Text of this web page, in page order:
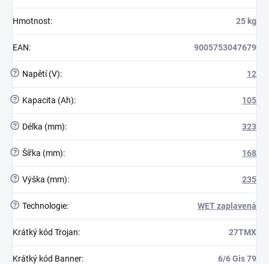
Hmotnost: 25 kg
EAN: 9005753047679
? Napětí (V): 12
? Kapacita (Ah): 105
? Délka (mm): 323
? Šířka (mm): 168
? Výška (mm): 235
? Technologie: WET zaplavená
Krátký kód Trojan: 27TMX
Krátký kód Banner: 6/6 Gis 79